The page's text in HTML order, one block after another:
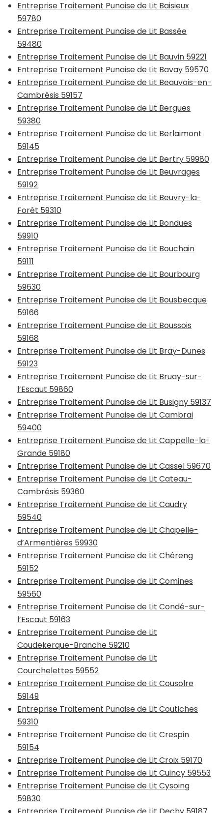
Entreprise Traitement Punaise de Lit Baisieux
59780
Entreprise Traitement Punaise de Lit Bassée
59480
Entreprise Traitement Punaise de Lit Bauvin 59221
Entreprise Traitement Punaise de Lit Bavay 59570
Entreprise Traitement Punaise de Lit Beauvois-en-
Cambrésis 59157
Entreprise Traitement Punaise de Lit Bergues
59380
Entreprise Traitement Punaise de Lit Berlaimont
59145
Entreprise Traitement Punaise de Lit Bertry 59980
Entreprise Traitement Punaise de Lit Beuvrages
59192
Entreprise Traitement Punaise de Lit Beuvry-la-
Forêt 59310
Entreprise Traitement Punaise de Lit Bondues
59910
Entreprise Traitement Punaise de Lit Bouchain
59111
Entreprise Traitement Punaise de Lit Bourbourg
59630
Entreprise Traitement Punaise de Lit Bousbecque
59166
Entreprise Traitement Punaise de Lit Boussois
59168
Entreprise Traitement Punaise de Lit Bray-Dunes
59123
Entreprise Traitement Punaise de Lit Bruay-sur-
l’Escaut 59860
Entreprise Traitement Punaise de Lit Busigny 59137
Entreprise Traitement Punaise de Lit Cambrai
59400
Entreprise Traitement Punaise de Lit Cappelle-la-
Grande 59180
Entreprise Traitement Punaise de Lit Cassel 59670
Entreprise Traitement Punaise de Lit Cateau-
Cambrésis 59360
Entreprise Traitement Punaise de Lit Caudry
59540
Entreprise Traitement Punaise de Lit Chapelle-
d’Armentières 59930
Entreprise Traitement Punaise de Lit Chéreng
59152
Entreprise Traitement Punaise de Lit Comines
59560
Entreprise Traitement Punaise de Lit Condé-sur-
l’Escaut 59163
Entreprise Traitement Punaise de Lit
Coudekerque-Branche 59210
Entreprise Traitement Punaise de Lit
Courchelettes 59552
Entreprise Traitement Punaise de Lit Cousolre
59149
Entreprise Traitement Punaise de Lit Coutiches
59310
Entreprise Traitement Punaise de Lit Crespin
59154
Entreprise Traitement Punaise de Lit Croix 59170
Entreprise Traitement Punaise de Lit Cuincy 59553
Entreprise Traitement Punaise de Lit Cysoing
59830